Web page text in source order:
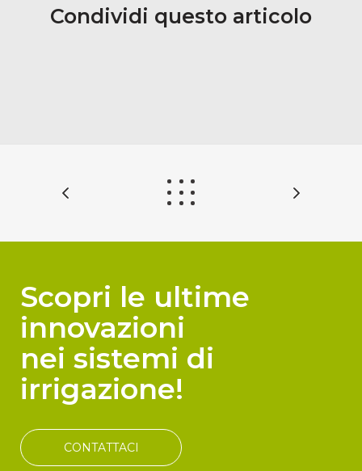
Condividi questo articolo
Scopri le ultime
innovazioni
nei sistemi di
irrigazione!
CONTATTACI